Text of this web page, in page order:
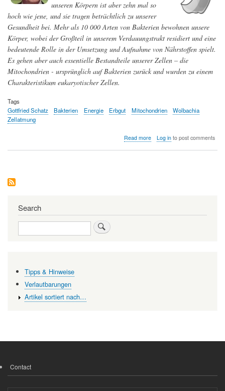
unseren Körpern ist aber zehn mal so
hoch wie jene, und sie tragen beträchtlich zu unserer
Gesundheit bei. Mehr als 10 000 Arten von Bakterien bewohnen unsere
Körper, wobei der Großteil in unserem Verdauungstrakt residiert und eine
bedeutende Rolle in der Umsetzung und Aufnahme von Nährstoffen spielt.
Es gehen aber auch essentielle Bestandteile unserer Zellen – die
Mitochondrien - ursprünglich auf Bakterien zurück und wurden zu einem
Charakteristikum eukaryotischer Zellen.
Tags
Gottfried Schatz
Bakterien Energie Erbgut Mitochondrien
Wolbachia
Zellatmung
Read moreabout
meines
Log into post comments
Search
Search
Tipps & Hinweise
Verlautbarungen
Artikel sortiert nach…
FOOTER
Contact